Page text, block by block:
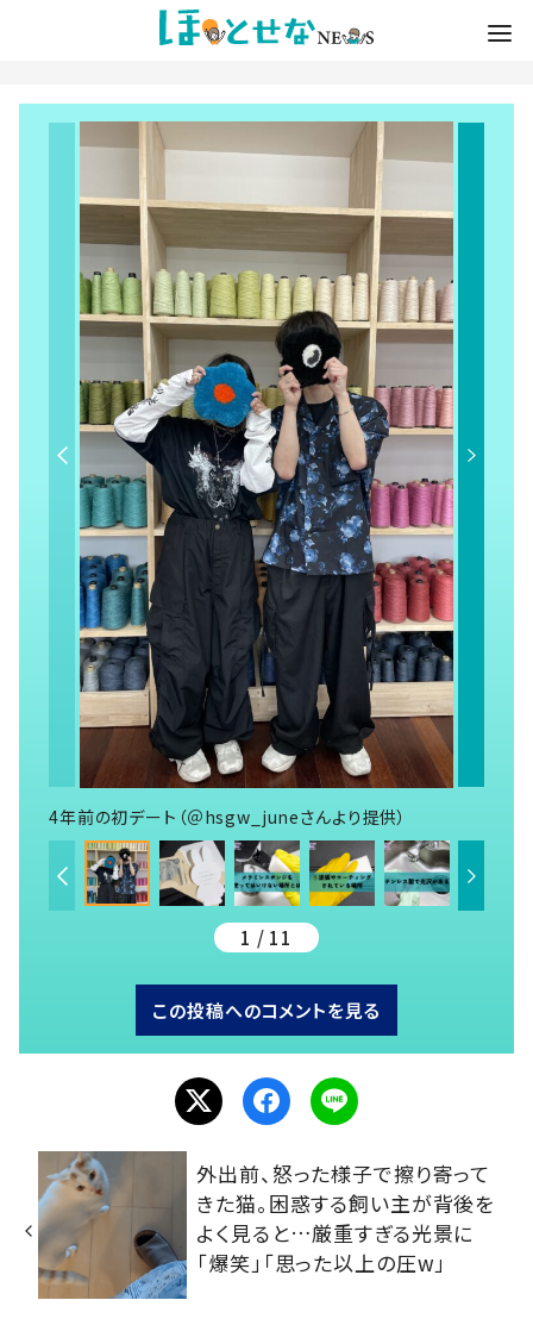
4年前の初デート（＠hsgw_juneさんより提供）
1 / 11
この投稿へのコメントを見る
外出前、怒った様子で擦り寄って
きた猫。困惑する飼い主が背後を
よく見ると…厳重すぎる光景に
「爆笑」「思った以上の圧w」